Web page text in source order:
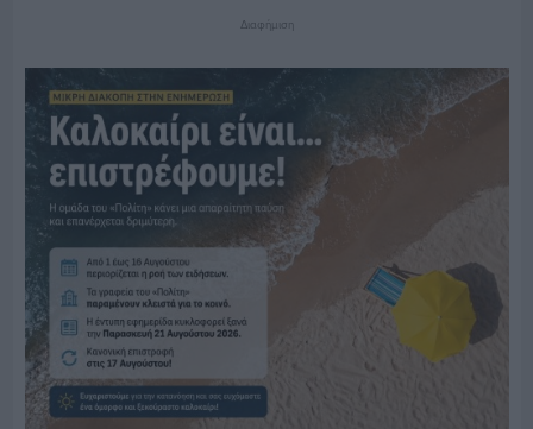
Διαφήμιση